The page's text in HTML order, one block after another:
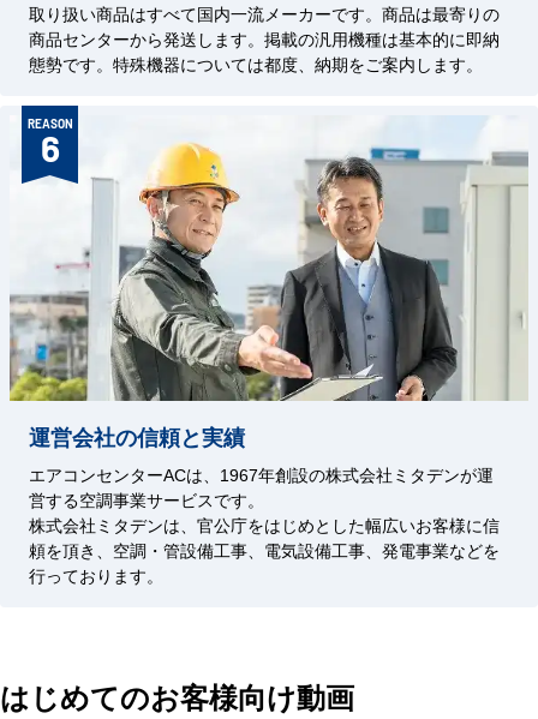
取り扱い商品はすべて国内一流メーカーです。商品は最寄りの
商品センターから発送します。掲載の汎用機種は基本的に即納
態勢です。特殊機器については都度、納期をご案内します。
REASON
6
運営会社の信頼と実績
エアコンセンターACは、1967年創設の株式会社ミタデンが運
営する空調事業サービスです。
株式会社ミタデンは、官公庁をはじめとした幅広いお客様に信
頼を頂き、空調・管設備工事、電気設備工事、発電事業などを
行っております。
はじめてのお客様向け動画